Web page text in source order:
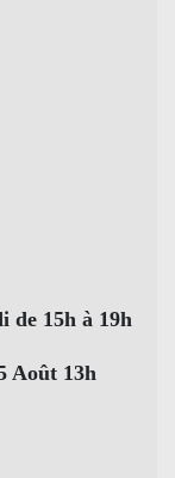
de 15h à 19h
Août 13h